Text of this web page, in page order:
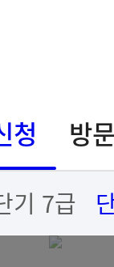
청 방
기 7급